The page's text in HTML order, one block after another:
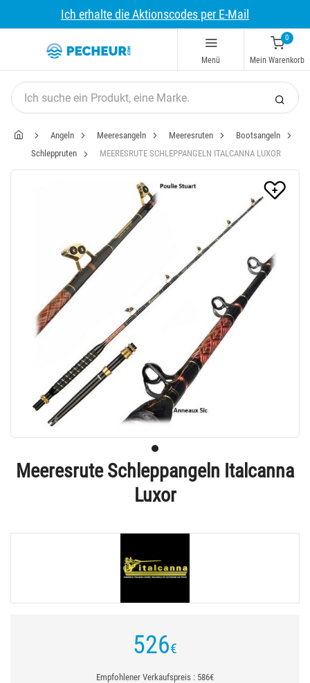
Ich erhalte die Aktionscodes per E-Mail
Menü
0
Mein Warenkorb
Angeln Meeresangeln Meeresruten
Bootsangeln
Schleppruten
MEERESRUTE SCHLEPPANGELN ITALCANNA LUXOR
Meeresrute Schleppangeln Italcanna
Luxor
526€
Empfohlener Verkaufspreis : 586€